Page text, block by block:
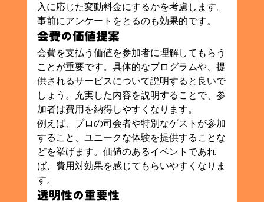
入に応じた変動料金にするかを考慮します。
事前にアンケートをとるのも効果的です。
会費の価値提案
会費を支払う価値を参加者に理解してもらう
ことが重要です。具体的なプログラムや、提
供されるサービスについて説明すると良いで
しょう。充実した内容を説明することで、参
加者は費用を納得しやすくなります。
例えば、プロの司会者や特別なゲストが参加
すること、ユニークな体験を提供することな
どを挙げます。価値のあるイベントであれ
ば、費用対効果を感じてもらいやすくなりま
す。
透明性の重要性